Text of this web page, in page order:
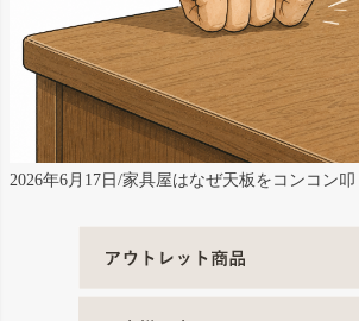
2026年6月17日/家具屋はなぜ天板をコンコン叩